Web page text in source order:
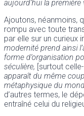
aujourd’hui la première
Ajoutons, néanmoins,
rompu avec toute
par elle sur un curieux
modernité prend ainsi
forme d’organisation
séculière, [surtout
apparaît du même
métaphysique du
d’autres termes, le
entraîné celui du